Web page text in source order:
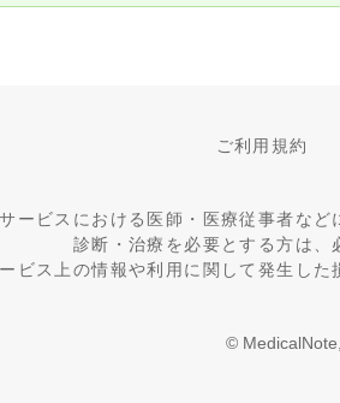
ご利用規約
ービスにおける医師・医療従事者な
診断・治療を必要とする方は
ビス上の情報や利用に関して発生し
©